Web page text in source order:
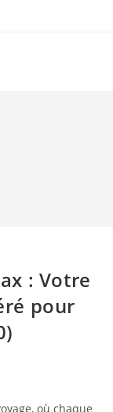
: Votre
pour
où chaque